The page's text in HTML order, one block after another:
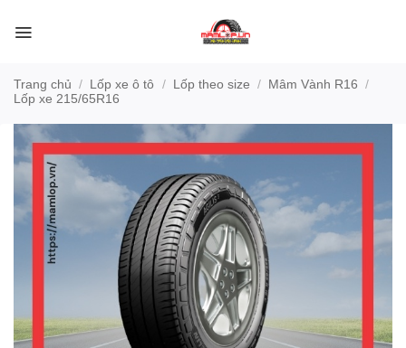
qua
Trang chủ / Lốp xe ô tô / Lốp theo size / Mâm Vành R16 /
Lốp xe 215/65R16